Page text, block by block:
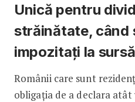
Unică pentru
străinătate, când
impozitați la
Românii care sunt
obligația de a declara